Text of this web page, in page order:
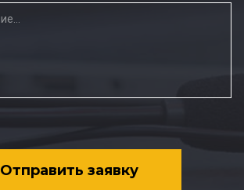
Отправить заявку